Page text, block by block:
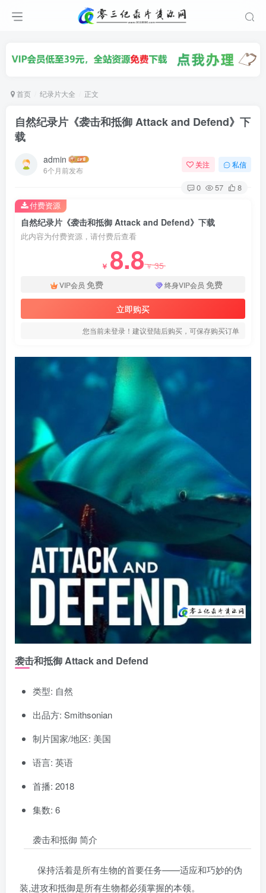
首页 纪录片大全 正文
自然纪录片《袭击和抵御 Attack and Defend》下
载
admin
6个月前发布
关注 私信
0 57 8
自然纪录片《袭击和抵御 Attack and Defend》下载
此内容为付费资源，请付费后查看
￥ 8.8￥35
VIP会员 免费 终身VIP会员 免费
立即购买
您当前未登录！建议登陆后购买，可保存购买订单
付费资源
袭击和抵御 Attack and Defend
类型: 自然
出品方: Smithsonian
制片国家/地区: 美国
语言: 英语
首播: 2018
集数: 6
袭击和抵御 简介
保持活着是所有生物的首要任务——适应和巧妙的伪
装,进攻和抵御是所有生物都必须掌握的本领。